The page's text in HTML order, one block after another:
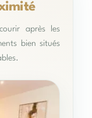
après les
bien situés